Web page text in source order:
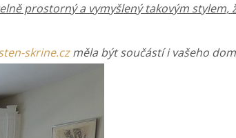
prostorný a vymyšlený takovým stylem,
skrine.cz měla být součástí i vašeho